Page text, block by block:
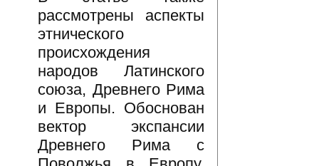
рассмотрены аспекты
этнического
происхождения
народов Латинского
союза, Древнего Рима
и Европы. Обоснован
вектор экспансии
Древнего Рима с